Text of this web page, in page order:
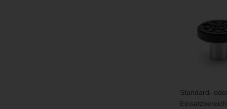
Standard-